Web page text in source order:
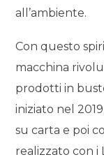
all’ambiente.
Con questo
macchina
prodotti in
iniziato nel
su carta e poi
realizzato con i